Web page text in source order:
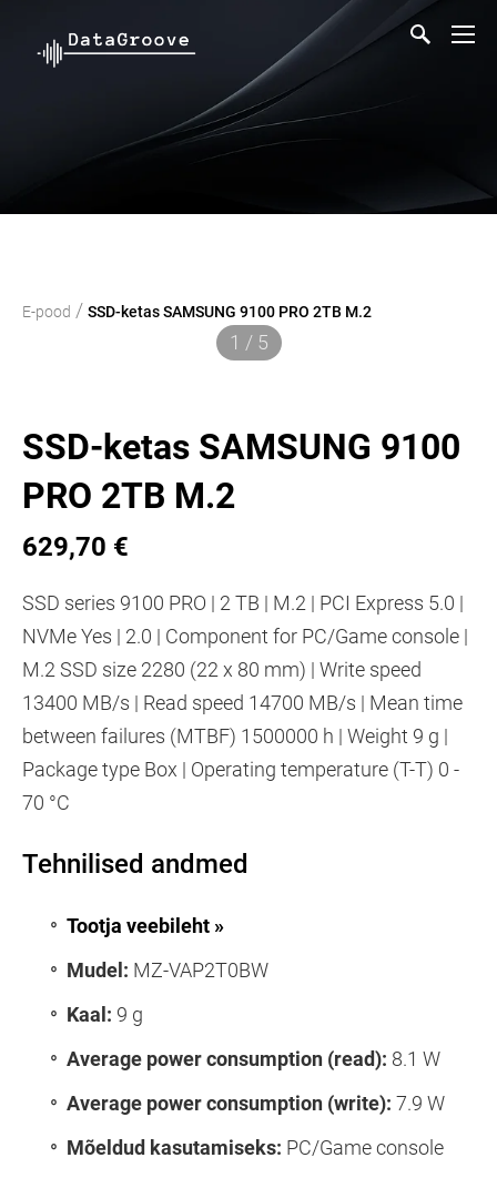
E-pood / SSD-ketas SAMSUNG 9100 PRO 2TB M.2
1 / 5
SSD-ketas SAMSUNG 9100
PRO 2TB M.2
629,70 €
SSD series 9100 PRO | 2 TB | M.2 | PCI Express 5.0 |
NVMe Yes | 2.0 | Component for PC/Game console |
M.2 SSD size 2280 (22 x 80 mm) | Write speed
13400 MB/s | Read speed 14700 MB/s | Mean time
between failures (MTBF) 1500000 h | Weight 9 g |
Package type Box | Operating temperature (T-T) 0 -
70 °C
Tehnilised andmed
Tootja veebileht »
Mudel: MZ-VAP2T0BW
Kaal: 9 g
Average power consumption (read): 8.1 W
Average power consumption (write): 7.9 W
Mõeldud kasutamiseks: PC/Game console